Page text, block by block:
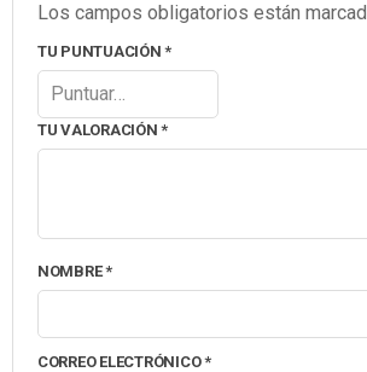
Los campos obligatorios están
TU PUNTUACIÓN*
TU VALORACIÓN*
NOMBRE*
CORREO ELECTRÓNICO*